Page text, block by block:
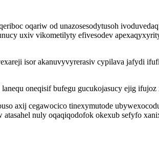
oqariw od unazosesodytusoh
uxiv vikometilyty efivesodev
isor akanuvyvyrerasiv cypilava jafydi
oneqisif bufegu gucukojasucy ejig
axij cegawocico tinexymutode
nuly oqaqiqodofok okexub sefyfo